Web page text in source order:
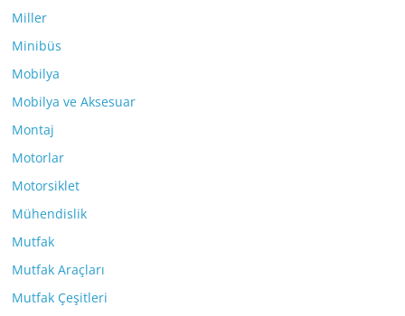
Miller
Minibüs
Mobilya
Mobilya ve Aksesuar
Montaj
Motorlar
Motorsiklet
Mühendislik
Mutfak
Mutfak Araçları
Mutfak Çeşitleri